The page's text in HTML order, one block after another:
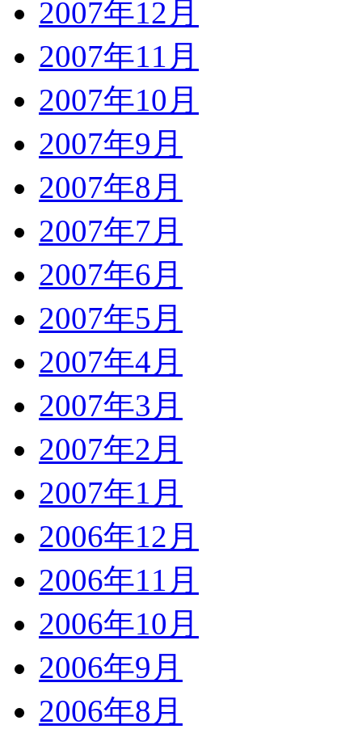
2007年12月
2007年11月
2007年10月
2007年9月
2007年8月
2007年7月
2007年6月
2007年5月
2007年4月
2007年3月
2007年2月
2007年1月
2006年12月
2006年11月
2006年10月
2006年9月
2006年8月